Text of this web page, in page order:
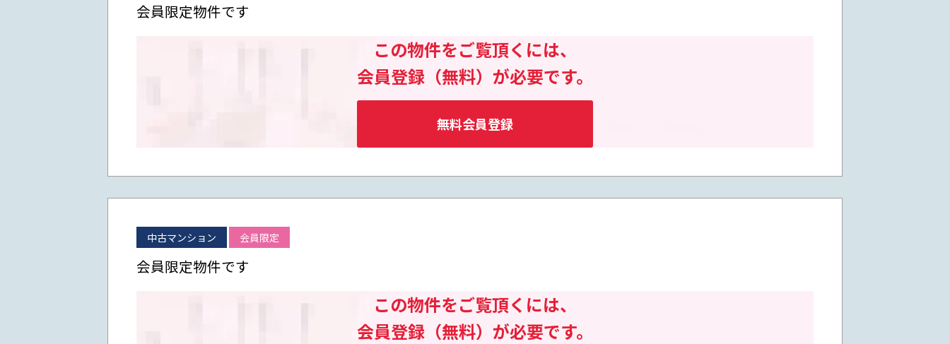
会員限定物件です
この物件をご覧頂くには、
会員登録（無料）が必要です。
無料会員登録
中古マンション 会員限定
会員限定物件です
この物件をご覧頂くには、
会員登録（無料）が必要です。